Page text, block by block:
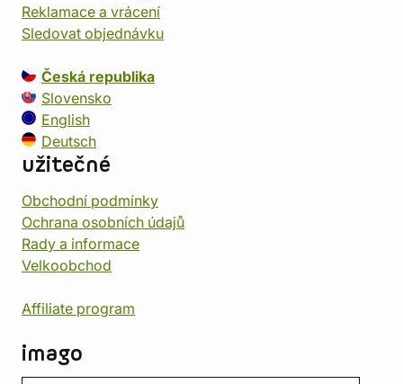
Reklamace a vrácení
Sledovat objednávku
Česká republika
Slovensko
English
Deutsch
užitečné
Obchodní podmínky
Ochrana osobních údajů
Rady a informace
Velkoobchod
Affiliate program
imago